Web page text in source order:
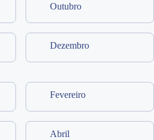
Outubro
Dezembro
Fevereiro
Abril